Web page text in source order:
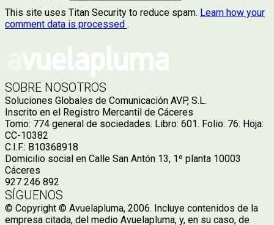
This site uses Titan Security to reduce spam. Learn how your
comment data is processed .
SOBRE NOSOTROS
Soluciones Globales de Comunicación AVP, S.L.
Inscrito en el Registro Mercantil de Cáceres
Tomo: 774 general de sociedades. Libro: 601. Folio: 76. Hoja:
CC-10382
C.I.F.: B10368918
Domicilio social en Calle San Antón 13, 1º planta 10003
Cáceres
927 246 892
SÍGUENOS
© Copyright © Avuelapluma, 2006. Incluye contenidos de la
empresa citada, del medio Avuelapluma, y, en su caso, de